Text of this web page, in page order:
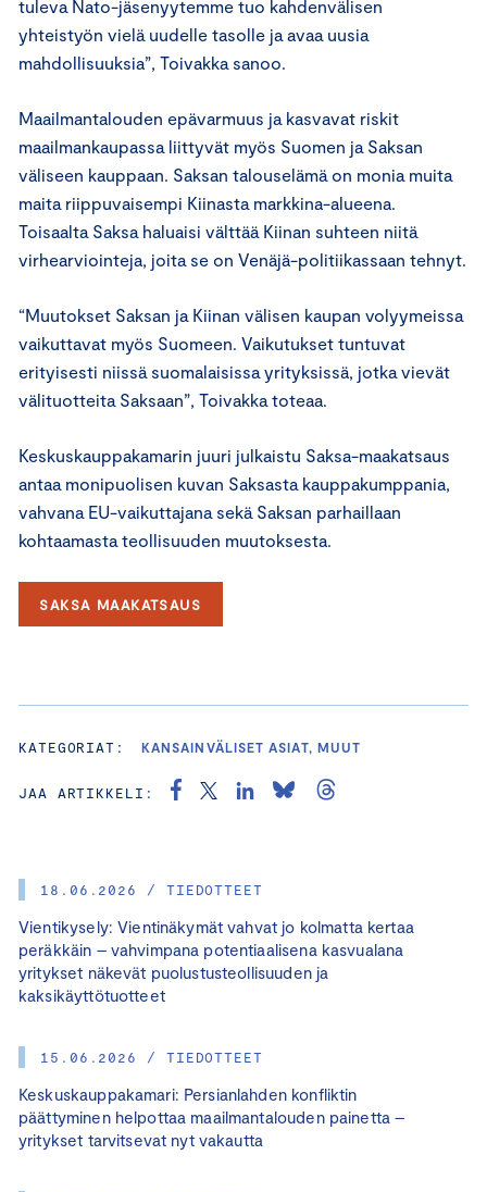
18.06.2026 / TIEDOTTEET
Vientikysely: Vientinäkymät vahvat jo kolmatta kertaa
peräkkäin – vahvimpana potentiaalisena kasvualana
yritykset näkevät puolustusteollisuuden ja
kaksikäyttötuotteet
15.06.2026 / TIEDOTTEET
Keskuskauppakamari: Persianlahden konfliktin
päättyminen helpottaa maailmantalouden painetta –
yritykset tarvitsevat nyt vakautta
tuleva Nato-jäsenyytemme tuo kahdenvälisen
yhteistyön vielä uudelle tasolle ja avaa uusia
mahdollisuuksia”, Toivakka sanoo.
Maailmantalouden epävarmuus ja kasvavat riskit
maailmankaupassa liittyvät myös Suomen ja Saksan
väliseen kauppaan. Saksan talouselämä on monia muita
maita riippuvaisempi Kiinasta markkina-alueena.
Toisaalta Saksa haluaisi välttää Kiinan suhteen niitä
virhearviointeja, joita se on Venäjä-politiikassaan tehnyt.
“Muutokset Saksan ja Kiinan välisen kaupan volyymeissa
vaikuttavat myös Suomeen. Vaikutukset tuntuvat
erityisesti niissä suomalaisissa yrityksissä, jotka vievät
välituotteita Saksaan”, Toivakka toteaa.
Keskuskauppakamarin juuri julkaistu Saksa-maakatsaus
antaa monipuolisen kuvan Saksasta kauppakumppania,
vahvana EU-vaikuttajana sekä Saksan parhaillaan
kohtaamasta teollisuuden muutoksesta.
SAKSA MAAKATSAUS
KATEGORIAT: KANSAINVÄLISET ASIAT, MUUT
JAA ARTIKKELI: